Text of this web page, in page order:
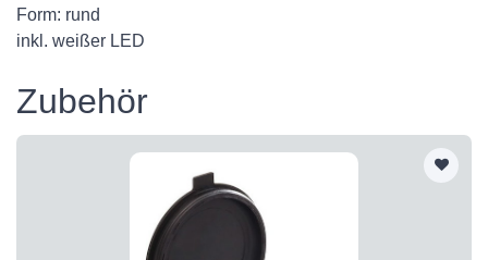
Form: rund
inkl. weißer LED
Zubehör